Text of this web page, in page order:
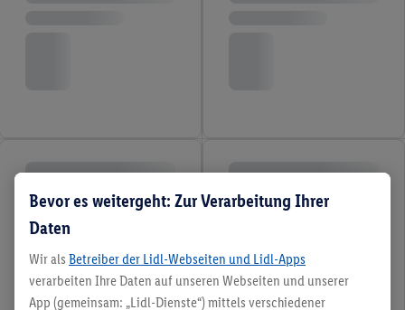
Bevor es weitergeht: Zur Verarbeitung Ihrer
Daten
Wir als Betreiber der Lidl-Webseiten und Lidl-Apps
verarbeiten Ihre Daten auf unseren Webseiten und unserer
App (gemeinsam: „Lidl-Dienste“) mittels verschiedener